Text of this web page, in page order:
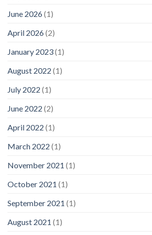
June 2026(1)
April 2026(2)
January 2023(1)
August 2022 (1)
July 2022 (1)
June 2022 (2)
April 2022 (1)
March 2022 (1)
November 2021 (1)
October 2021 (1)
September 2021 (1)
August 2021 (1)